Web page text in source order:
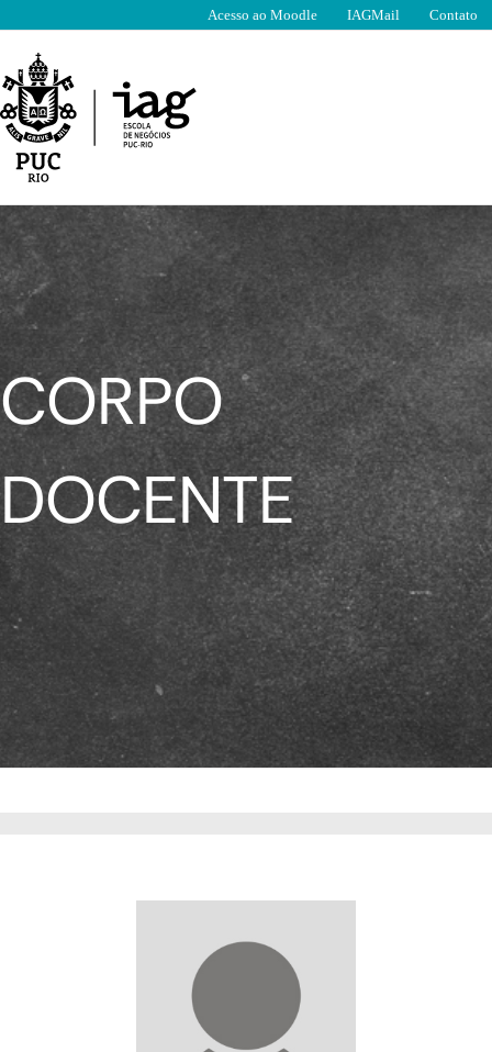
o
conteúdo
Acesso ao Moodle IAGMail Contato
CORPO
DOCENTE